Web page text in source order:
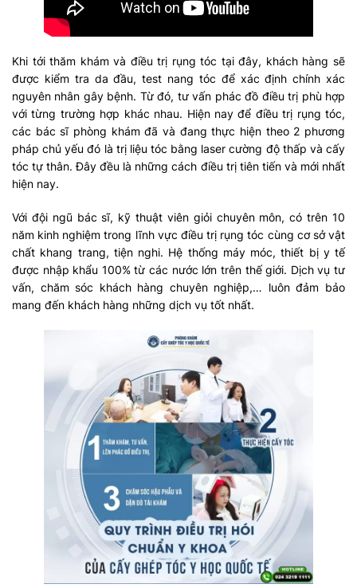
Khi tới thăm khám và điều trị rụng tóc tại đây, khách hàng sẽ
được kiểm tra da đầu, test nang tóc để xác định chính xác
nguyên nhân gây bệnh. Từ đó, tư vấn phác đồ điều trị phù hợp
với từng trường hợp khác nhau. Hiện nay để điều trị rụng tóc,
các bác sĩ phòng khám đã và đang thực hiện theo 2 phương
pháp chủ yếu đó là trị liệu tóc bằng laser cường độ thấp và cấy
tóc tự thân. Đây đều là những cách điều trị tiên tiến và mới nhất
hiện nay.
Với đội ngũ bác sĩ, kỹ thuật viên giỏi chuyên môn, có trên 10
năm kinh nghiệm trong lĩnh vực điều trị rụng tóc cùng cơ sở vật
chất khang trang, tiện nghi. Hệ thống máy móc, thiết bị y tế
được nhập khẩu 100% từ các nước lớn trên thế giới. Dịch vụ tư
vấn, chăm sóc khách hàng chuyên nghiệp,… luôn đảm bảo
mang đến khách hàng những dịch vụ tốt nhất.